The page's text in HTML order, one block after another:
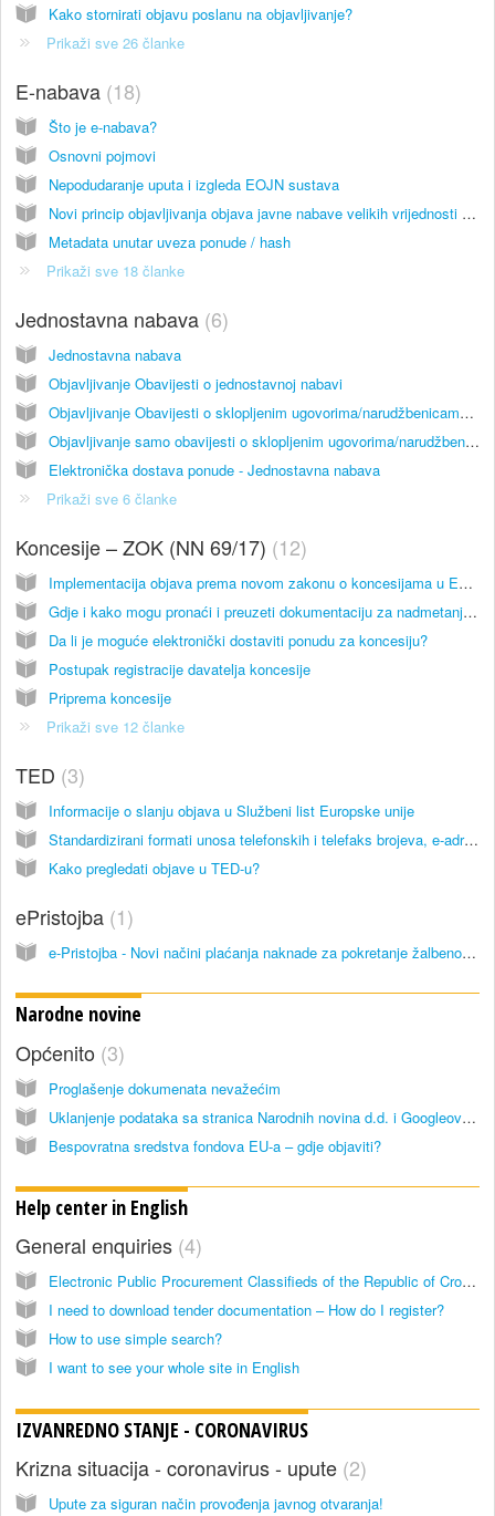
Kako stornirati objavu poslanu na objavljivanje?
Prikaži sve 26 članke
E-nabava 18
Što je e-nabava?
Osnovni pojmovi
Nepodudaranje uputa i izgleda EOJN sustava
Novi princip objavljivanja objava javne nabave velikih vrijednosti od 1. listopada 2016.
Metadata unutar uveza ponude / hash
Prikaži sve 18 članke
Jednostavna nabava 6
Jednostavna nabava
Objavljivanje Obavijesti o jednostavnoj nabavi
Objavljivanje Obavijesti o sklopljenim ugovorima/narudžbenicama u postupku jednostavne nabave
Objavljivanje samo obavijesti o sklopljenim ugovorima/narudžbenicama u postupku jednostavne nabave
Elektronička dostava ponude - Jednostavna nabava
Prikaži sve 6 članke
Koncesije – ZOK (NN 69/17) 12
Implementacija objava prema novom zakonu o koncesijama u EOJN RH – pravila
Gdje i kako mogu pronaći i preuzeti dokumentaciju za nadmetanje za koncesije?
Da li je moguće elektronički dostaviti ponudu za koncesiju?
Postupak registracije davatelja koncesije
Priprema koncesije
Prikaži sve 12 članke
TED 3
Informacije o slanju objava u Službeni list Europske unije
Standardizirani formati unosa telefonskih i telefaks brojeva, e-adresa i financijskih iznosa
Kako pregledati objave u TED-u?
ePristojba 1
e-Pristojba - Novi načini plaćanja naknade za pokretanje žalbenog postupka
Narodne novine
Općenito 3
Proglašenje dokumenata nevažećim
Uklanjenje podataka sa stranica Narodnih novina d.d. i Googleove tražilice
Bespovratna sredstva fondova EU-a – gdje objaviti?
Help center in English
General enquiries 4
Electronic Public Procurement Classifieds of the Republic of Croatia
I need to download tender documentation – How do I register?
How to use simple search?
I want to see your whole site in English
IZVANREDNO STANJE - CORONAVIRUS
Krizna situacija - coronavirus - upute 2
Upute za siguran način provođenja javnog otvaranja!